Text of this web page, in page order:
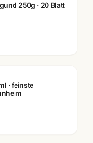
250g · 20 Blatt
· feinste